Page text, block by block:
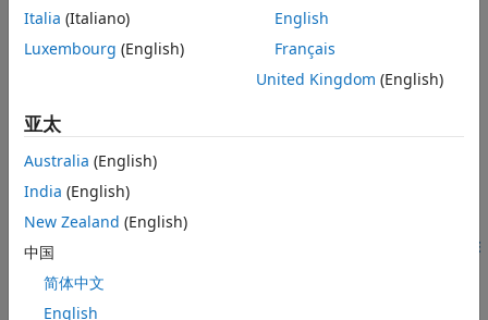
CQGData Server Connection Requirements
Find license and proxy information requirements for the
supported data service providers.
查找 Bloomberg 接口的连接要求。
Learn about the different Bloomberg services.
Bloomberg B-PIPE
Retrieve Bloomberg Current Data Using Bloomberg B-PIPE
Retrieve Bloomberg current data for one or multiple
securities.
Italia (Italiano)
Luxembourg (English)
English
Français
United Kingdom (English)
亚太
Australia (English)
India (English)
New Zealand (English)
中国
简体中文
English